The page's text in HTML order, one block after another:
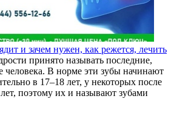
и зачем нужен, как режется, лечить
принято называть последние,
человека. В норме эти зубы начинают
в 17–18 лет, у некоторых после
поэтому их и называют зубами